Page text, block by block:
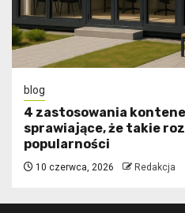
blog
4 zastosowania
sprawiające, że takie
popularności
10 czerwca, 2026 Redakcja